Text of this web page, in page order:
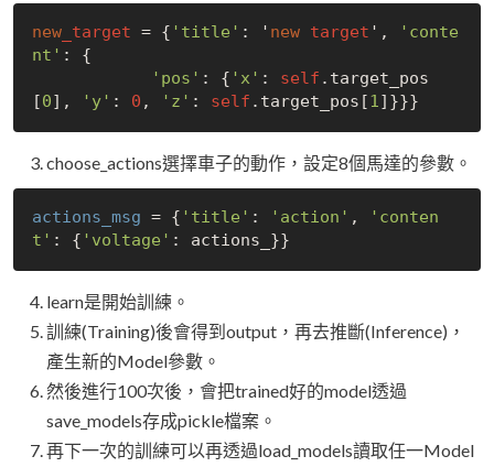
new_target = { 'title' : ' new target ',
'conte
nt' : {
'pos' : { 'x' : self .target_pos
[0], 'y' : 0 , 'z' : self .target_pos[1
choose_actions選擇車子的動作，設定8個馬達的參數。
actions_msg = { 'title' : 'action' ,
'conten
t' : { 'voltage'
learn是開始訓練。
訓練(Training)後會得到output，再去推斷(Inference)，
產生新的Model參數。
然後進行100次後，會把trained好的model透過
save_models存成pickle檔案。
再下一次的訓練可以再透過load_models讀取任一Model